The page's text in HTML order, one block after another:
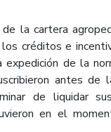
la cartera
créditos e
expedición de la
antes de
de liquidar
en el